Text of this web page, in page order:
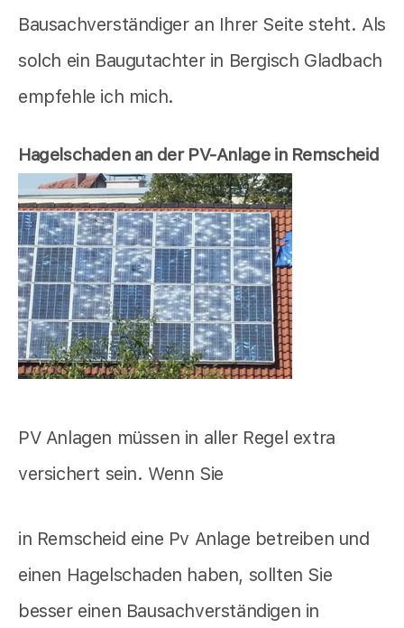
Bausachverständiger an Ihrer Seite steht. Als
solch ein Baugutachter in Bergisch Gladbach
empfehle ich mich.
Hagelschaden an der PV-Anlage in Remscheid
PV Anlagen müssen in aller Regel extra
versichert sein. Wenn Sie
in Remscheid eine Pv Anlage betreiben und
einen Hagelschaden haben, sollten Sie
besser einen Bausachverständigen in